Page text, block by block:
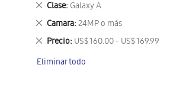
Clase Galaxy A
Eliminar
este
artículo
Camara 24MP o más
Eliminar
este
artículo
Precio US$ 160.00 - US$ 169.99
Eliminar
artículo
Eliminar todo